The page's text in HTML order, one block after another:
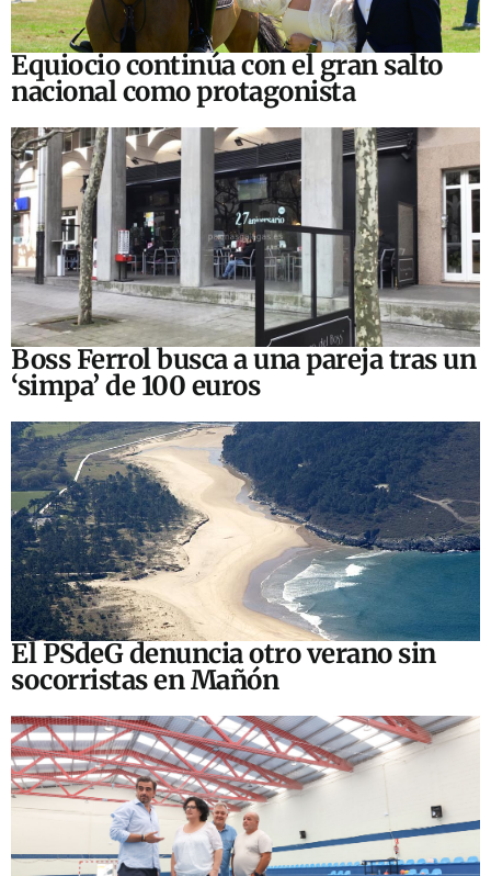
Equiocio continúa con el gran salto
nacional como protagonista
Boss Ferrol busca a una pareja tras un
‘simpa’ de 100 euros
El PSdeG denuncia otro verano sin
socorristas en Mañón